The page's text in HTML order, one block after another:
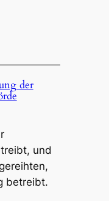
der
und
betreibt.